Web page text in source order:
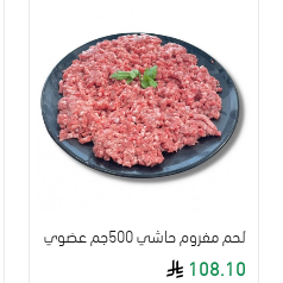
لحم مفروم حاشي 500جم عضوي
108.10